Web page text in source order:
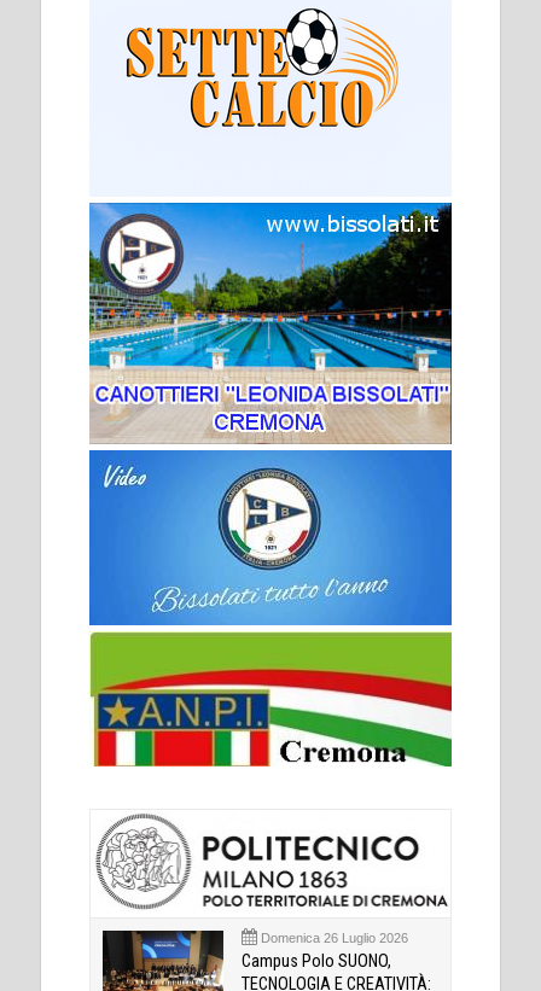
Domenica 26 Luglio 2026
Campus Polo SUONO,
TECNOLOGIA E CREATIVITÀ: